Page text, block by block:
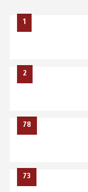
1
2
78
73